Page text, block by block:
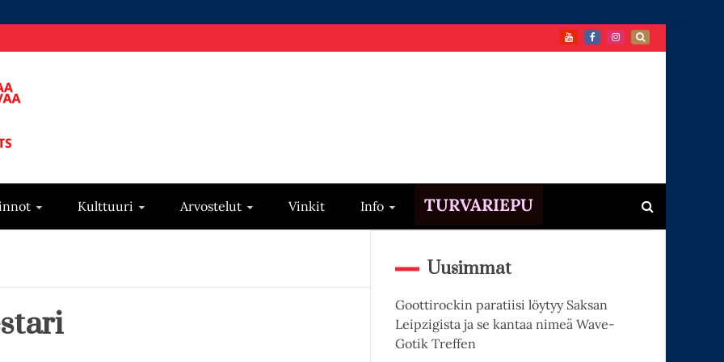
Kulttuuri Arvostelut Vinkit Info TURVARIEPU
Uusimmat
Goottirockin paratiisi löytyy Saksan
Leipzigista ja se kantaa nimeä Wave-
Gotik Treffen